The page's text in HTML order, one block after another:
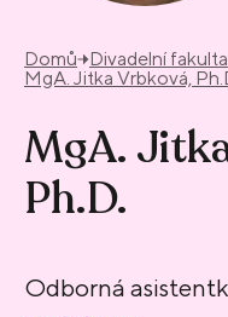
Domů Divadelní fakulta
MgA. Jitka Vrbková,
MgA.
Ph.D.
Odborná